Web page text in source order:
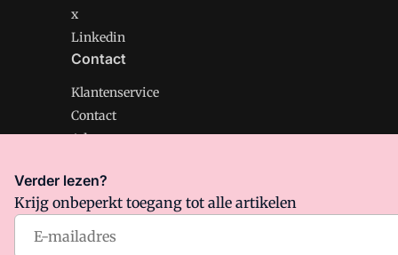
x
Linkedin
Contact
Klantenservice
Contact
Adverteren
Management Support is onderdeel van VMN media.
Algemene Voorwaarden
Verder lezen?
Krijg onbeperkt toegang tot alle artikelen